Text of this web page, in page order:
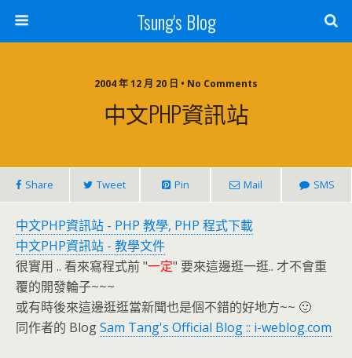
Tsung's Blog
2004 年 12 月 20 日 • No Comments
中文PHP資訊站
Share Tweet Pin Mail SMS
中文PHP資訊站 - PHP 教學, PHP 程式下載
中文PHP資訊站 - 教學文件
很實用 .. 看來寫程式前 "一定" 要來這邊逛一逛.. 才不會重
覆的開發輪子~~~
或有時後來這邊逛逛當新聞也是個不錯的好地方~~ 🙂
同作者的 BlogSam Tang's Official Blog :: i-weblog.com